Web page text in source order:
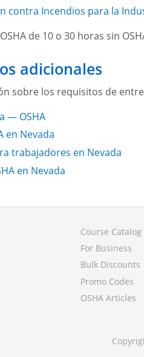
contra Incendios para la
de 10 o 30 horas sin
adicionales
sobre los requisitos de
— OSHA
en Nevada
trabajadores en Nevada
en Nevada
Course Catalog
For Business
Bulk Discounts
Promo Codes
OSHA Articles